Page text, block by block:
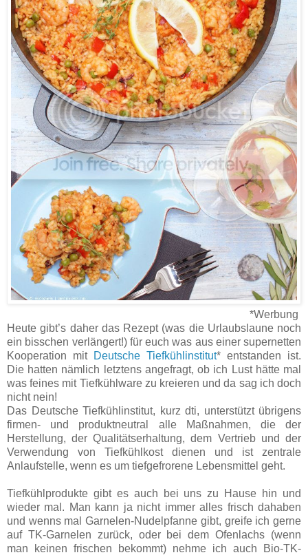
*Werbung
Heute gibt’s daher das Rezept (was die Urlaubslaune noch
ein bisschen verlängert!) für euch was aus einer supernetten
Kooperation mit Deutsche Tiefkühlinstitut* entstanden ist.
Die hatten nämlich letztens angefragt, ob ich Lust hätte mal
was feines mit Tiefkühlware zu kreieren und da sag ich doch
nicht nein!
Das Deutsche Tiefkühlinstitut, kurz dti, unterstützt übrigens
firmen- und produktneutral alle Maßnahmen, die der
Herstellung, der Qualitätserhaltung, dem Vertrieb und der
Verwendung von Tiefkühlkost dienen und ist zentrale
Anlaufstelle, wenn es um tiefgefrorene Lebensmittel geht.
Tiefkühlprodukte gibt es auch bei uns zu Hause hin und
wieder mal. Man kann ja nicht immer alles frisch dahaben
und wenns mal Garnelen-Nudelpfanne gibt, greife ich gerne
auf TK-Garnelen zurück, oder bei dem Ofenlachs (wenn
man keinen frischen bekommt) nehme ich auch Bio-TK-